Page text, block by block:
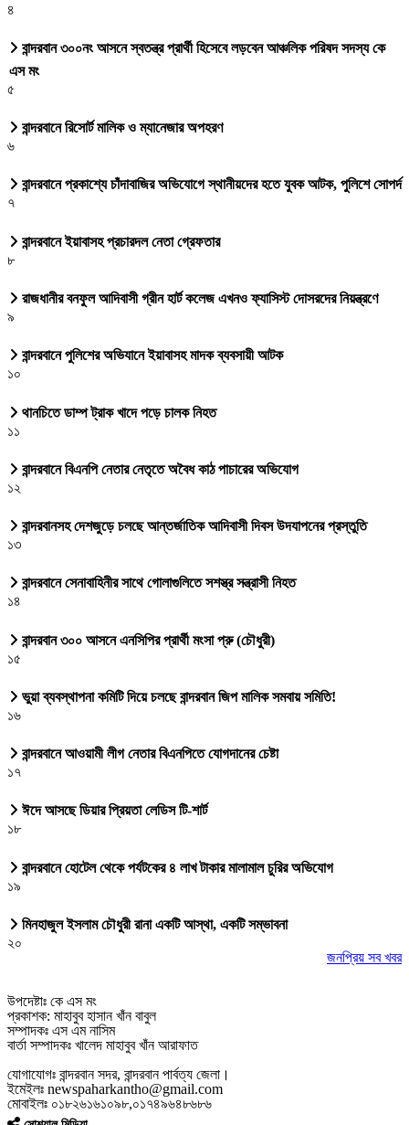
৪
বান্দরবান ৩০০নং আসনে স্বতন্ত্র প্রার্থী হিসেবে লড়বেন আঞ্চলিক পরিষদ সদস্য কে
এস মং
৫
বান্দরবানে রিসোর্ট মালিক ও ম্যানেজার অপহরণ
৬
বান্দরবানে প্রকাশ্যে চাঁদাবাজির অভিযোগে স্থানীয়দের হতে যুবক আটক, পুলিশে সোপর্দ
৭
বান্দরবানে ইয়াবাসহ প্রচারদল নেতা গ্রেফতার
৮
রাজধানীর বনফুল আদিবাসী গ্রীন হার্ট কলেজ এখনও ফ্যাসিস্ট দোসরদের নিয়ন্ত্রণে
৯
বান্দরবানে পুলিশের অভিযানে ইয়াবাসহ মাদক ব্যবসায়ী আটক
১০
থানচিতে ডাম্প ট্রাক খাদে পড়ে চালক নিহত
১১
বান্দরবানে বিএনপি নেতার নেতৃতে অবৈধ কাঠ পাচারের অভিযোগ
১২
বান্দরবানসহ দেশজুড়ে চলছে আন্তর্জাতিক আদিবাসী দিবস উদযাপনের প্রস্তুতি
১৩
বান্দরবানে সেনাবাহিনীর সাথে গোলাগুলিতে সশস্ত্র সন্ত্রাসী নিহত
১৪
বান্দরবান ৩০০ আসনে এনসিপির প্রার্থী মংসা প্রু (চৌধুরী)
১৫
ভুয়া ব্যবস্থাপনা কমিটি দিয়ে চলছে বান্দরবান জিপ মালিক সমবায় সমিতি!
১৬
বান্দরবানে আওয়ামী লীগ নেতার বিএনপিতে যোগদানের চেষ্টা
১৭
ঈদে আসছে ডিয়ার প্রিয়তা লেডিস টি-শার্ট
১৮
বান্দরবানে হোটেল থেকে পর্যটকের ৪ লাখ টাকার মালামাল চুরির অভিযোগ
১৯
মিনহাজুল ইসলাম চৌধুরী রানা একটি আস্থা, একটি সম্ভাবনা
২০
জনপ্রিয় সব খবর
উপদেষ্টাঃ কে এস মং
প্রকাশক: মাহাবুব হাসান খাঁন বাবুল
সম্পাদকঃ এস এম নাসিম
বার্তা সম্পাদকঃ খালেদ মাহাবুব খাঁন আরাফাত
যোগাযোগঃ বান্দরবান সদর, বান্দরবান পার্বত্য জেলা।
ইমেইলঃ newspaharkantho@gmail.com
মোবাইলঃ ০১৮২৬১৬১০৯৮,০১৭৪৯৬৪৮৬৮৬